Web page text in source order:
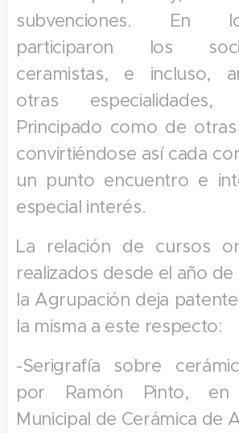
subvenciones. En
participaron los
ceramistas, e incluso,
otras
Principado como de
convirtiéndose así cada
un punto encuentro e
especial interés.
La relación de cursos
realizados desde el año
la Agrupación deja
la misma a este respecto:
-Serigrafía sobre
por Ramón Pinto, en
Municipal de Cerámica de